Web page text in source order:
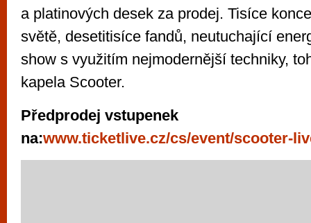
a platinových desek za prodej. Tisíce
světě, desetitisíce fandů, neutuchající
show s využitím nejmodernější techniky,
kapela Scooter.
Předprodej vstupenek
na:www.ticketlive.cz/cs/event/scooter-